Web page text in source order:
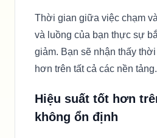
Thời gian giữa việc chạm
và luồng của bạn thực sự
giảm. Bạn sẽ nhận thấy
hơn trên tất cả các nền tảng.
Hiệu suất tốt hơn
không ổn định